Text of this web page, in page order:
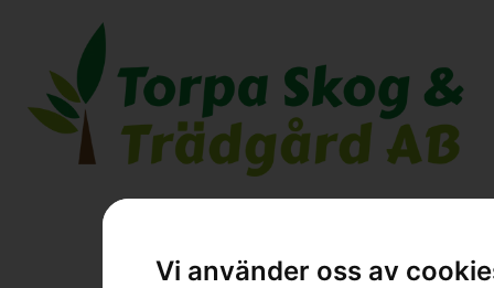
Vi använder oss av